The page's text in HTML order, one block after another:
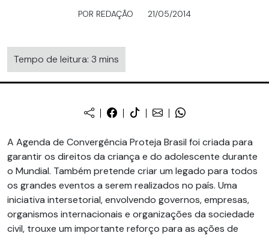
POR REDAÇÃO 21/05/2014
Tempo de leitura: 3 mins
A Agenda de Convergência Proteja Brasil foi criada para
garantir os direitos da criança e do adolescente durante
o Mundial. Também pretende criar um legado para todos
os grandes eventos a serem realizados no país. Uma
iniciativa intersetorial, envolvendo governos, empresas,
organismos internacionais e organizações da sociedade
civil, trouxe um importante reforço para as ações de